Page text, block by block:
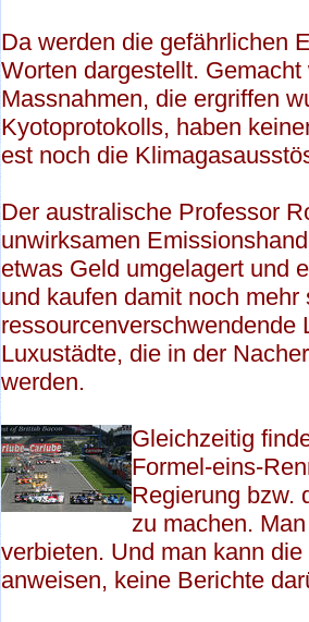
Da werden die gefährlichen
Worten dargestellt.
Massnahmen, die ergriffen
Kyotoprotokolls, haben
est noch die
Der australische Professor
unwirksamen
etwas Geld umgelagert und
und kaufen damit noch mehr
ressourcenverschwendende
Luxustädte, die in der
werden.
Gleichzeitig
Formel-eins-
Regierung bzw.
zu machen.
verbieten. Und man kann
anweisen, keine Berichte